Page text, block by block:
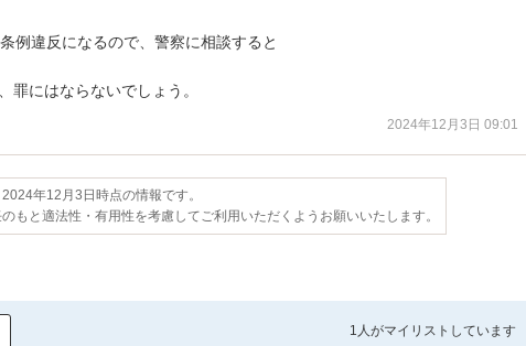
例違反になるので、警察に相談すると
罪にはならないでしょう。
2024年12月3日 09:01
年12月3日時点の情報です。
もと適法性・有用性を考慮してご利用いただくようお願いいたします。
1人がマイリストしています